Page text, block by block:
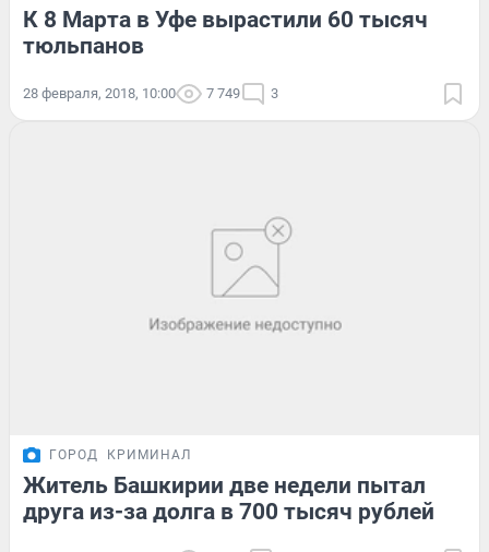
К 8 Марта в Уфе вырастили 60 тысяч
тюльпанов
28 февраля, 2018, 10:00 7 749 3
ГОРОД КРИМИНАЛ
Житель Башкирии две недели пытал
друга из-за долга в 700 тысяч рублей